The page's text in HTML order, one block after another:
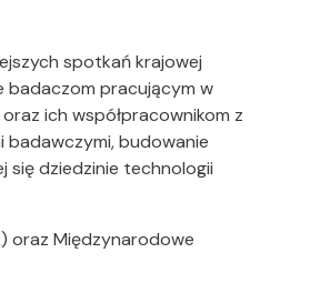
spotkań krajowej
badaczom pracującym w
ich współpracownikom z
badawczymi, budowanie
się dziedzinie technologii
oraz Międzynarodowe